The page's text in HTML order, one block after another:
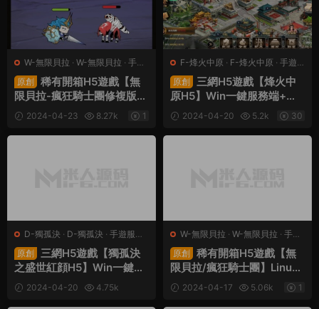
W-無限貝拉 · W-無限貝拉 · 手遊
服務端·頁遊服務端
原創
稀有開箱H5遊戲【無
限貝拉-瘋狂騎士團修複版】
Linux手工服務端+視頻架設
教程
2024-04-23 8.27k 1
F-烽火中原 · F-烽火中原 · 手遊
服務端·頁遊服務端
原創
三網H5遊戲【烽火中
原H5】Win一鍵服務端+管
理後台+CDK授權後台+視頻
架設教程
2024-04-20 5.2k 30
D-獨孤決 · D-獨孤決 · 手遊服務
端· 頁遊服務端
原創
三網H5遊戲【獨孤決
之盛世紅顔H5】Win一鍵服
務端+視頻架設教程
2024-04-20
4.75k
W-無限貝拉 · W-無限貝拉 · 手遊
服務端·頁遊服務端
原創
稀有開箱H5遊戲【無
限貝拉/瘋狂騎士團】Linux
手工服務端+全套源碼+視頻
架設教程
2024-04-17 5.06k 1